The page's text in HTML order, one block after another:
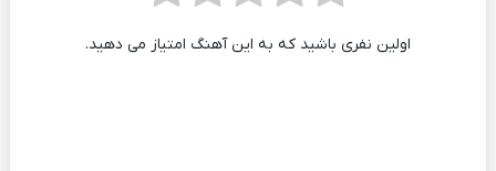
اولین نفری باشید که به این آهنگ امتیاز می دهید.